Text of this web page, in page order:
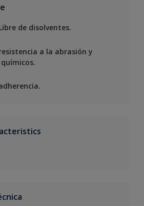
de disolventes.
a la abrasión y